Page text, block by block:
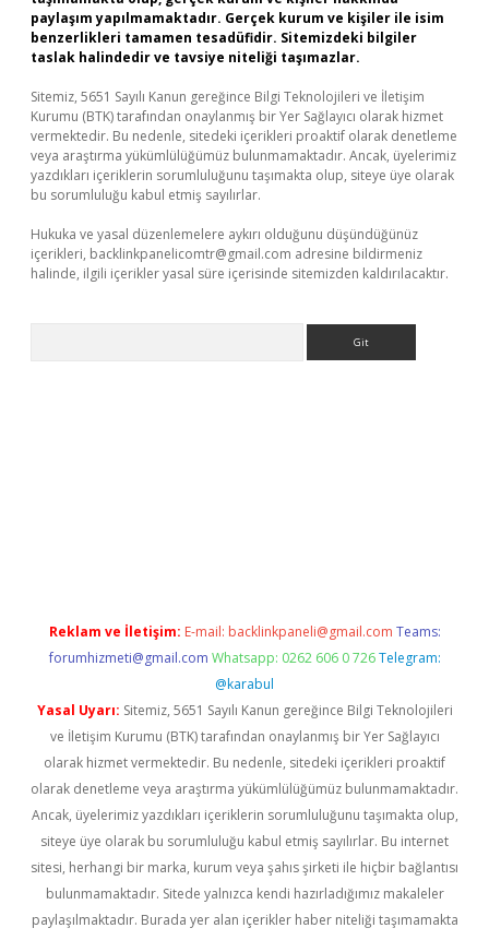
paylaşım yapılmamaktadır. Gerçek kurum ve kişiler ile isim
benzerlikleri tamamen tesadüfidir. Sitemizdeki bilgiler
taslak halindedir ve tavsiye niteliği taşımazlar.
Sitemiz, 5651 Sayılı Kanun gereğince Bilgi Teknolojileri ve İletişim
Kurumu (BTK) tarafından onaylanmış bir Yer Sağlayıcı olarak hizmet
vermektedir. Bu nedenle, sitedeki içerikleri proaktif olarak denetleme
veya araştırma yükümlülüğümüz bulunmamaktadır. Ancak, üyelerimiz
yazdıkları içeriklerin sorumluluğunu taşımakta olup, siteye üye olarak
bu sorumluluğu kabul etmiş sayılırlar.
Hukuka ve yasal düzenlemelere aykırı olduğunu düşündüğünüz
içerikleri, backlinkpanelicomtr@gmail.com adresine bildirmeniz
halinde, ilgili içerikler yasal süre içerisinde sitemizden kaldırılacaktır.
Reklam ve İletişim: E-mail: backlinkpaneli@gmail.com Teams:
forumhizmeti@gmail.com Whatsapp: 0262 606 0 726 Telegram:
@karabul
Yasal Uyarı: Sitemiz, 5651 Sayılı Kanun gereğince Bilgi Teknolojileri
ve İletişim Kurumu (BTK) tarafından onaylanmış bir Yer Sağlayıcı
olarak hizmet vermektedir. Bu nedenle, sitedeki içerikleri proaktif
olarak denetleme veya araştırma yükümlülüğümüz bulunmamaktadır.
Ancak, üyelerimiz yazdıkları içeriklerin sorumluluğunu taşımakta olup,
siteye üye olarak bu sorumluluğu kabul etmiş sayılırlar. Bu internet
sitesi, herhangi bir marka, kurum veya şahıs şirketi ile hiçbir bağlantısı
bulunmamaktadır. Sitede yalnızca kendi hazırladığımız makaleler
paylaşılmaktadır. Burada yer alan içerikler haber niteliği taşımamakta